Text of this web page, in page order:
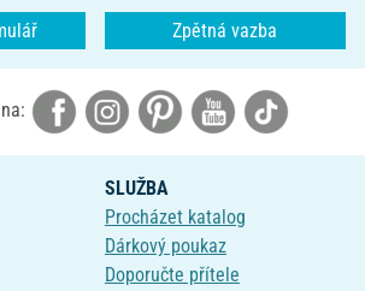
Zpětná vazba
SLUŽBA
Procházet katalog
Dárkový poukaz
Doporučte přítele